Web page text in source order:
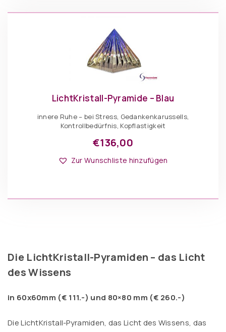
der
gewählt
werden
LichtKristall-Pyramide – Blau
innere Ruhe – bei Stress, Gedankenkarussells,
Kontrollbedürfnis, Kopflastigkeit
€136,00
IN DEN WARENKORB
Dieses
Produkt
weist
Die
Zur Wunschliste hinzufügen
Die LichtKristall-Pyramiden – das Licht
des Wissens
in 60x60mm (€ 111.-) und 80×80 mm (€ 260.-)
Die LichtKristall-Pyramiden, das Licht des Wissens, das